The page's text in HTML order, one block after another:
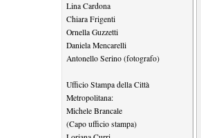
Lina Cardona
Chiara Frigenti
Ornella Guzzetti
Daniela Mencarelli
Antonello Serino (fotografo)
Ufficio Stampa della Città
Metropolitana:
Michele Brancale
(Capo ufficio stampa)